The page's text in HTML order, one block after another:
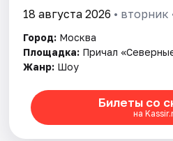
18 августа 2026 • вторник
Город: Москва
Площадка: Причал
Жанр: Шоу
Билеты со
на